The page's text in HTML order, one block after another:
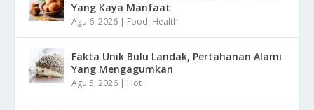
Yang Kaya Manfaat
Agu 6, 2026 | Food, Health
Fakta Unik Bulu Landak, Pertahanan Alami
Yang Mengagumkan
Agu 5, 2026 | Hot